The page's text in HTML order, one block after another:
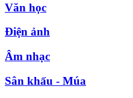
Văn học
Điện ảnh
Âm nhạc
Sân khấu - Múa